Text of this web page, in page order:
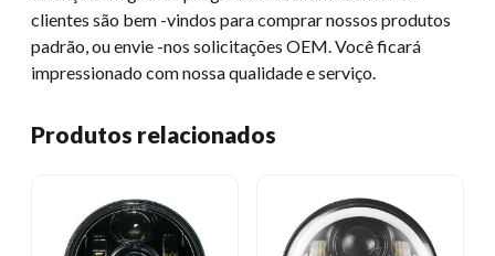
clientes são bem -vindos para comprar nossos produtos
padrão, ou envie -nos solicitações OEM. Você ficará
impressionado com nossa qualidade e serviço.
Produtos relacionados